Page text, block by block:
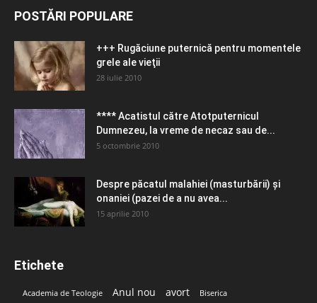
POSTĂRI POPULARE
+++ Rugăciune puternică pentru momentele
grele ale vieţii
28 iulie 2010
**** Acatistul către Atotputernicul
Dumnezeu, la vreme de necaz sau de...
5 octombrie 2010
Despre păcatul malahiei (masturbării) şi
onaniei (pazei de a nu avea...
15 aprilie 2010
Etichete
Academia de Teologie Anul nou avort Biserica